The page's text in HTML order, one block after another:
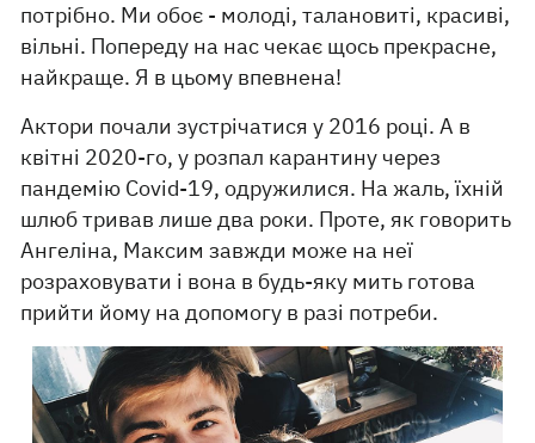
потрібно. Ми обоє - молоді, талановиті, красиві,
вільні. Попереду на нас чекає щось прекрасне,
найкраще. Я в цьому впевнена!
Актори почали зустрічатися у 2016 році. А в
квітні 2020-го, у розпал карантину через
пандемію Covid-19, одружилися. На жаль, їхній
шлюб тривав лише два роки. Проте, як говорить
Ангеліна, Максим завжди може на неї
розраховувати і вона в будь-яку мить готова
прийти йому на допомогу в разі потреби.